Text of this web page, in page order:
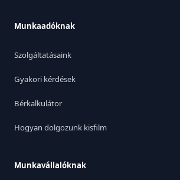
Munkaadóknak
Szolgáltatásaink
Gyakori kérdések
Bérkalkulátor
Hogyan dolgozunk kisfilm
Munkavállalóknak